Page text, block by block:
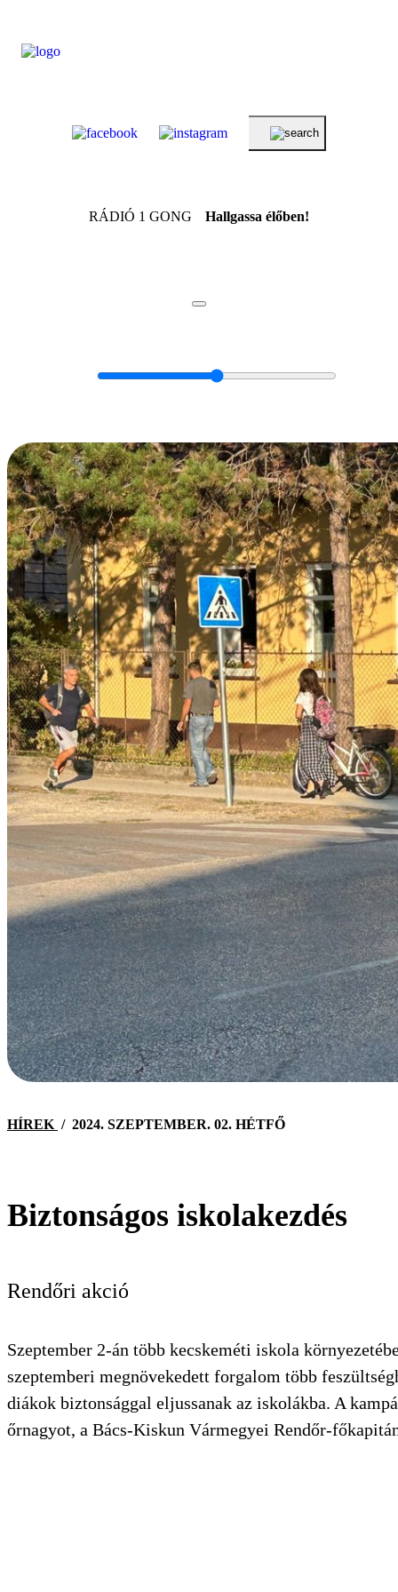
KERESÉS
RÁDIÓ 1 GONG Hallgassa élőben!
HÍREK / 2024. SZEPTEMBER. 02. HÉTFŐ
Biztonságos iskolakezdés
Rendőri akció
Szeptember 2-án több kecskeméti iskola
szeptemberi megnövekedett forgalom több
diákok biztonsággal eljussanak az iskolákba. A
őrnagyot, a Bács-Kiskun Vármegyei Rendőr-